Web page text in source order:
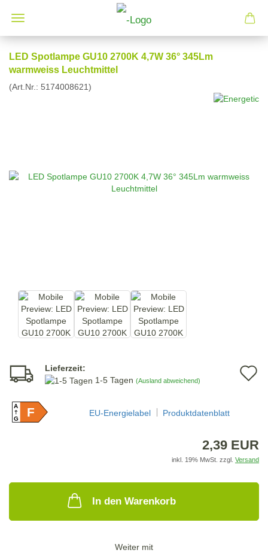
LED Spotlampe GU10 2700K 4,7W 36° 345Lm
warmweiss Leuchtmittel
(Art.Nr.: 5174008621)
Lieferzeit:
1-5 Tagen (Ausland abweichend)
A
GF EU-Energielabel Produktdatenblatt
2,39 EUR
inkl. 19% MwSt. zzgl. Versand
In den Warenkorb
Weiter mit